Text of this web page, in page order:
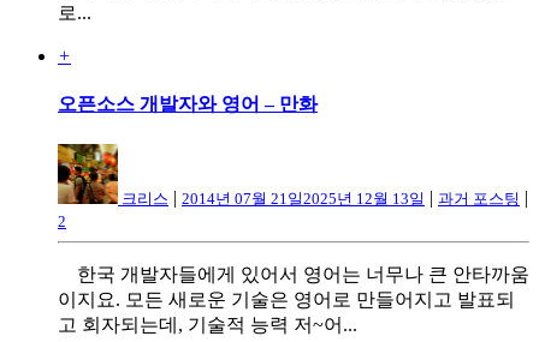
로...
+
오픈소스 개발자와 영어 – 만화
크리스 | 2014년 07월 21일2025년 12월 13일 | 과거 포스팅 |
2
한국 개발자들에게 있어서 영어는 너무나 큰 안타까움
이지요. 모든 새로운 기술은 영어로 만들어지고 발표되
고 회자되는데, 기술적 능력 저~어...